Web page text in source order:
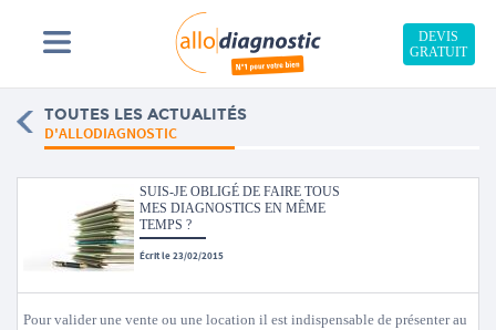
DEVIS
GRATUIT
TOUTES LES ACTUALITÉS
D'ALLODIAGNOSTIC
SUIS-JE OBLIGÉ DE FAIRE TOUS
MES DIAGNOSTICS EN MÊME
TEMPS ?
Écrit le 23/02/2015
Pour valider une vente ou une location il est indispensable de présenter au